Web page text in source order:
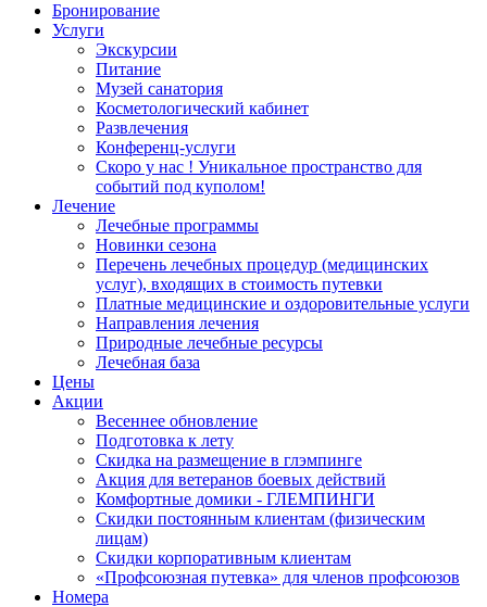
Бронирование
Услуги
Экскурсии
Питание
Музей санатория
Косметологический кабинет
Развлечения
Конференц-услуги
Скоро у нас ! Уникальное пространство для
событий под куполом!
Лечение
Лечебные программы
Новинки сезона
Перечень лечебных процедур (медицинских
услуг), входящих в стоимость путевки
Платные медицинские и оздоровительные услуги
Направления лечения
Природные лечебные ресурсы
Лечебная база
Цены
Акции
Весеннее обновление
Подготовка к лету
Скидка на размещение в глэмпинге
Акция для ветеранов боевых действий
Комфортные домики - ГЛЕМПИНГИ
Скидки постоянным клиентам (физическим
лицам)
Скидки корпоративным клиентам
«Профсоюзная путевка» для членов профсоюзов
Номера